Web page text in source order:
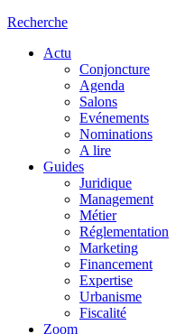
Recherche
Actu
Conjoncture
Agenda
Salons
Evénements
Nominations
A lire
Guides
Juridique
Management
Métier
Réglementation
Marketing
Financement
Expertise
Urbanisme
Fiscalité
Zoom